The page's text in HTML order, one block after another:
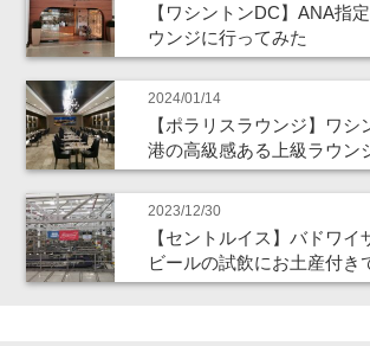
【ワシントンDC】ANA指
ウンジに行ってみた
2024/01/14
【ポラリスラウンジ】ワ
港の高級感ある上級ラウン
2023/12/30
【セントルイス】バドワ
ビールの試飲にお土産付き